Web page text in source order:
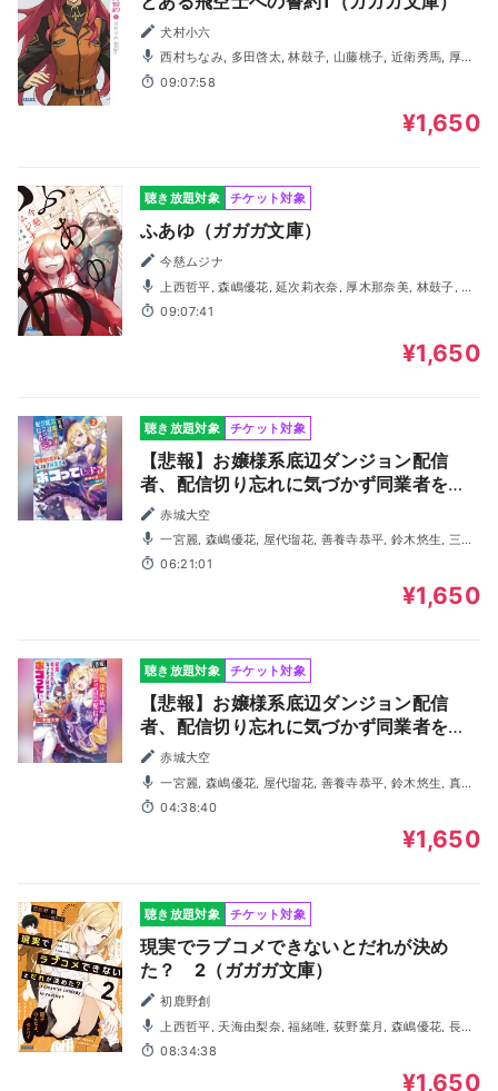
犬村小六
西村ちなみ, 多田啓太, 林鼓子, 山藤桃子, 近衛秀馬, 厚木
那奈美, 森嶋優花, 折原秋良
09:07:58
¥1,650
聴き放題対象 チケット対象
ふあゆ（ガガガ文庫）
今慈ムジナ
村拓哉, 三重野帆貴, 合田葵
09:07:41
¥1,650
聴き放題対象 チケット対象
【悲報】お嬢様系底辺ダンジョン配信
者、配信切り忘れに気づかず同業者をボ
コってしまうけど相手が若手最強の迷惑
系配信者だったらしくアホ程バズって伝
説になってますわ！？ 2 （ガガガ文
庫）
赤城大空
一宮麗, 森嶋優花, 屋代瑠花, 善養寺恭平, 鈴木悠生, 三木
一眞, 宮澤翔太, 渡海音
06:21:01
¥1,650
聴き放題対象 チケット対象
【悲報】お嬢様系底辺ダンジョン配信
者、配信切り忘れに気づかず同業者をボ
コってしまうけど相手が若手最強の迷惑
系配信者だったらしくアホ程バズって伝
説になってますわ！？ （ガガガ文庫）
赤城大空
一宮麗, 森嶋優花, 屋代瑠花, 善養寺恭平, 鈴木悠生, 真生
龍聖, 三木一眞, 宮澤翔太, 渡海音
04:38:40
¥1,650
聴き放題対象 チケット対象
現実でラブコメできないとだれが決め
た？ 2（ガガガ文庫）
初鹿野創
徳人, ランズベリーアーサー, 宮城一貴, 山本真綺, 善養寺恭
平 08:34:38
¥1,650